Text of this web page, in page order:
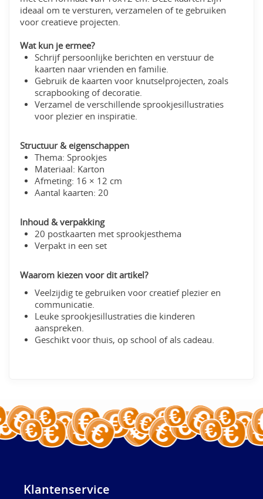
ideaal om te versturen, verzamelen of te gebruiken
voor creatieve projecten.
Wat kun je ermee?
Schrijf persoonlijke berichten en verstuur de
kaarten naar vrienden en familie.
Gebruik de kaarten voor knutselprojecten, zoals
scrapbooking of decoratie.
Verzamel de verschillende sprookjesillustraties
voor plezier en inspiratie.
Structuur & eigenschappen
Thema: Sprookjes
Materiaal: Karton
Afmeting: 16 × 12 cm
Aantal kaarten: 20
Inhoud & verpakking
20 postkaarten met sprookjesthema
Verpakt in een set
Waarom kiezen voor dit artikel?
Veelzijdig te gebruiken voor creatief plezier en
communicatie.
Leuke sprookjesillustraties die kinderen
aanspreken.
Geschikt voor thuis, op school of als cadeau.
Klantenservice